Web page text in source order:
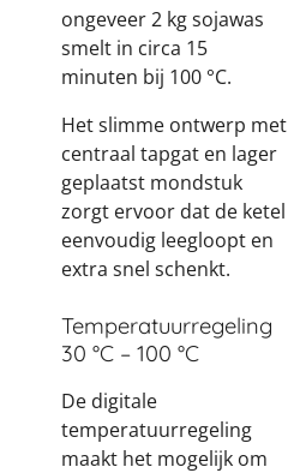
ongeveer 2 kg sojawas
smelt in circa 15
minuten bij 100 °C.
Het slimme ontwerp met
centraal tapgat en lager
geplaatst mondstuk
zorgt ervoor dat de ketel
eenvoudig leegloopt en
extra snel schenkt.
Temperatuurregeling
30 °C – 100 °C
De digitale
temperatuurregeling
maakt het mogelijk om